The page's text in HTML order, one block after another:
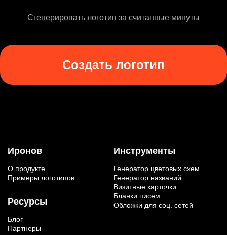
Сгенерировать логотип за считанные минуты
Создать логотип
Иронов
О продукте
Примеры логотипов
Ресурсы
Блог
Партнеры
Инструменты
Генератор цветовых схем
Генератор названий
Визитные карточки
Бланки писем
Обложки для соц. сетей